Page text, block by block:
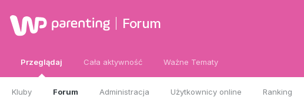
Forum
Przeglądaj
Kluby Forum Administracja Użytkownicy online Ranking
Cała aktywność Ważne Tematy